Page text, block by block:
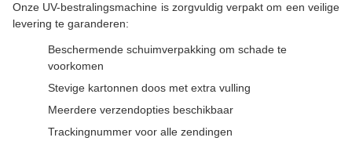
Onze UV-bestralingsmachine is zorgvuldig verpakt om een ​​veilige
levering te garanderen:
Beschermende schuimverpakking om schade te
voorkomen
Stevige kartonnen doos met extra vulling
Meerdere verzendopties beschikbaar
Trackingnummer voor alle zendingen